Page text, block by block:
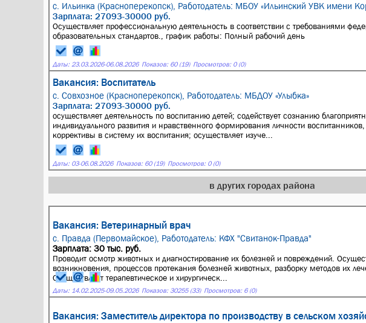
с. Ильинка (Красноперекопск), Работодатель: МБОУ «Ильинский УВК имени
Зарплата: 27093-30000 руб.
Осуществляет профессиональную деятельность в соответствии с требованиями
образовательных стандартов., график работы: Полный рабочий день
Даты: 23.03.2026-06.08.2026 Показов: 60 (19) Просмотров: 0 (0)
Вакансия: Воспитатель
с. Совхозное (Красноперекопск), Работодатель: МБДОУ «Улыбка»
Зарплата: 27093-30000 руб.
осуществляет деятельность по воспитанию детей; содействует сознанию
индивидуального развития и нравственного формирования личности
коррективы в систему их воспитания; осуществляет изуче...
Даты: 03-06.08.2026 Показов: 60 (19) Просмотров: 0 (0)
в других городах района
Вакансия: Ветеринарный врач
с. Правда (Первомайское), Работодатель: КФХ "Свитанок-Правда"
Зарплата: 30 тыс. руб.
Проводит осмотр животных и диагностирование их болезней и повреждений.
возникновения, процессов протекания болезней животных, разборку методов их
Осуществляет терапевтическое и хирургическ...
Даты: 14.02.2025-09.05.2026 Показов: 30255 (33) Просмотров: 6 (0)
Вакансия: Заместитель директора по производству в сельском